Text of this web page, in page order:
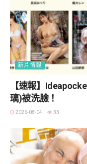
新片情報
【速報】
璃)被洗臉！
2026-08-04 33